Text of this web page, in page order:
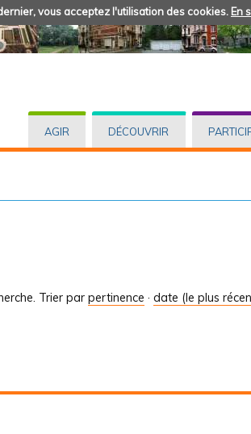
vous acceptez l'utilisation des cookies. En
AGIR DÉCOUVRIR
Trier par pertinence · date (le plus